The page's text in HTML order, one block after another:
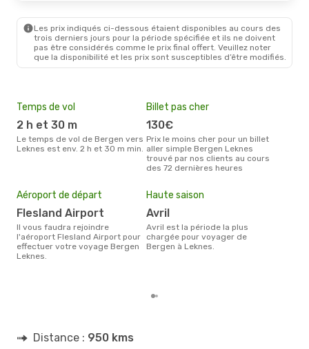
Les prix indiqués ci-dessous étaient disponibles au cours des
trois derniers jours pour la période spécifiée et ils ne doivent
pas être considérés comme le prix final offert. Veuillez noter
que la disponibilité et les prix sont susceptibles d’être modifiés.
Temps de vol
2 h et 30 m
Le temps de vol de Bergen vers
Leknes est env. 2 h et 30 m min.
Billet pas cher
130€
Prix le moins cher pour un billet
aller simple Bergen Leknes
trouvé par nos clients au cours
des 72 dernières heures
Aéroport de départ
Flesland Airport
Il vous faudra rejoindre
l'aéroport Flesland Airport pour
effectuer votre voyage Bergen
Leknes.
Haute saison
avril
avril est la période la plus
chargée pour voyager de
Bergen à Leknes.
Distance : 950 kms